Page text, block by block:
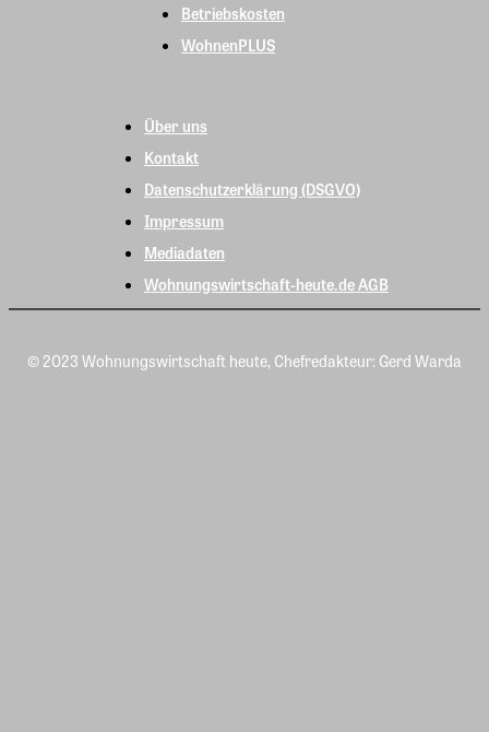
Betriebskosten
WohnenPLUS
Über uns
Kontakt
Datenschutzerklärung (DSGVO)
Impressum
Mediadaten
Wohnungswirtschaft-heute.de AGB
© 2023 Wohnungswirtschaft heute, Chefredakteur: Gerd Warda